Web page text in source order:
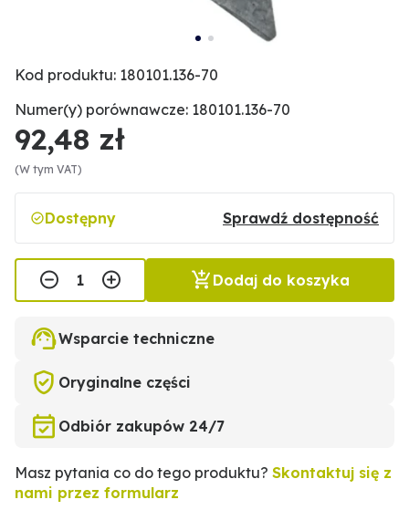
Kod produktu: 180101.136-70
Numer(y) porównawcze: 180101.136-70
92,48 zł
(W tym VAT)
Dostępny Sprawdź dostępność
Dodaj do koszyka
Wsparcie techniczne
Oryginalne części
Odbiór zakupów 24/7
Masz pytania co do tego produktu? Skontaktuj się z
nami przez formularz